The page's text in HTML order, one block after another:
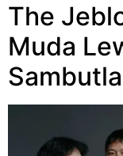
The
Muda